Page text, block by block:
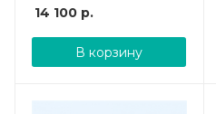
14 100 р.
В корзину